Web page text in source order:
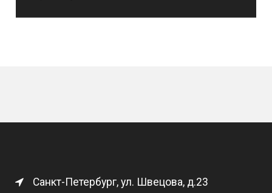
Санкт-Петербург, ул. Швецова, д.23